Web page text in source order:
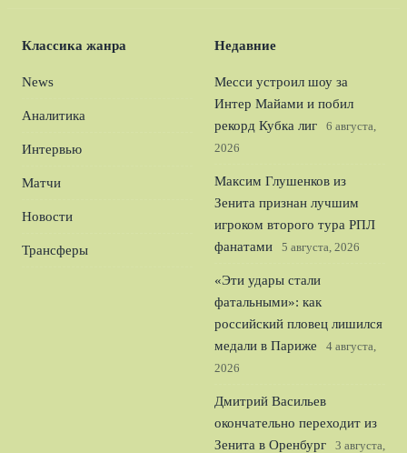
Классика жанра
News
Аналитика
Интервью
Матчи
Новости
Трансферы
Недавние
Месси устроил шоу за
Интер Майами и побил
рекорд Кубка лиг
6 августа,
2026
Максим Глушенков из
Зенита признан лучшим
игроком второго тура РПЛ
фанатами
5 августа, 2026
«Эти удары стали
фатальными»: как
российский пловец лишился
медали в Париже
4 августа,
2026
Дмитрий Васильев
окончательно переходит из
Зенита в Оренбург
3 августа,